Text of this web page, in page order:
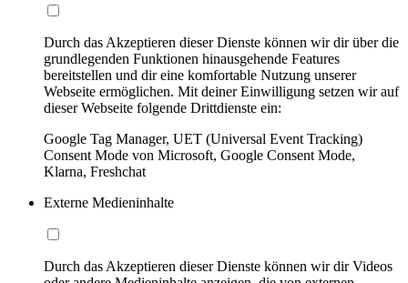
Durch das Akzeptieren dieser Dienste können wir dir über die
grundlegenden Funktionen hinausgehende Features
bereitstellen und dir eine komfortable Nutzung unserer
Webseite ermöglichen. Mit deiner Einwilligung setzen wir auf
dieser Webseite folgende Drittdienste ein:
Google Tag Manager, UET (Universal Event Tracking)
Consent Mode von Microsoft, Google Consent Mode,
Klarna, Freshchat
Externe Medieninhalte
Durch das Akzeptieren dieser Dienste können wir dir Videos